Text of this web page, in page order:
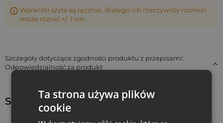
Woreczki szyte są ręcznie, dlatego ich rzeczywisty rozmiar
może różnić +/- 1 cm
Szczegóły dotyczące zgodności produktu z przepisami:
Odpowiedzialność za produkt
Sprawdź inne ciekawe produkty:
Ta strona używa plików
cookie